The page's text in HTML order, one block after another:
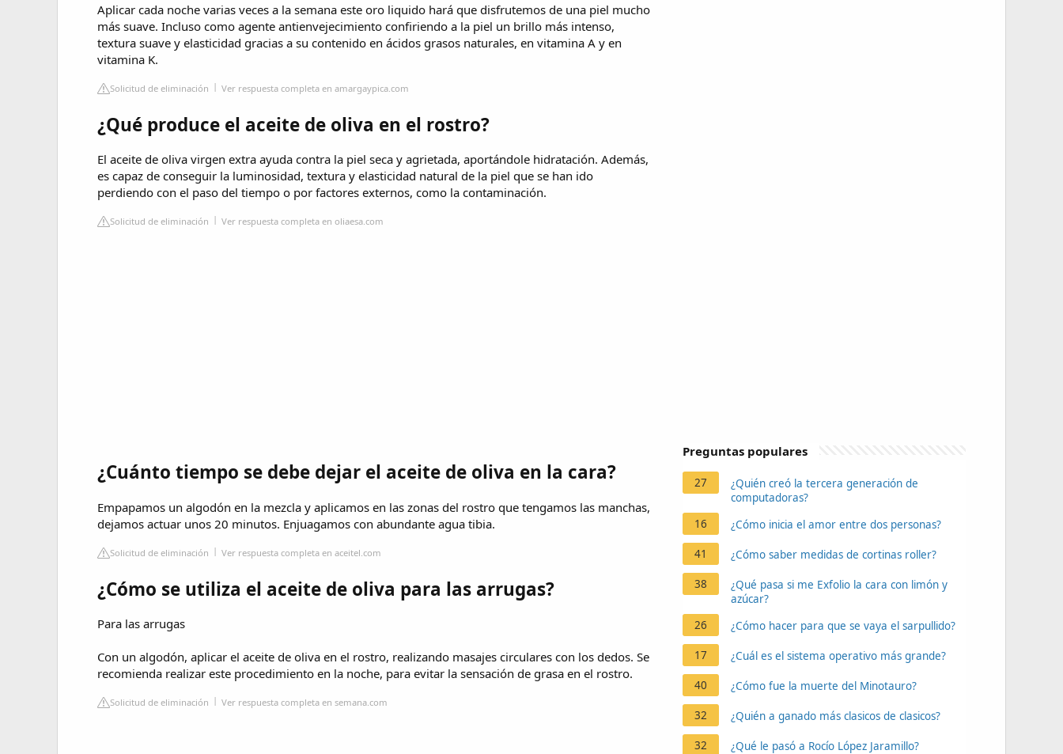
Aplicar cada noche varias veces a la semana este oro liquido hará que disfrutemos de una piel mucho
más suave. Incluso como agente antienvejecimiento confiriendo a la piel un brillo más intenso,
textura suave y elasticidad gracias a su contenido en ácidos grasos naturales, en vitamina A y en
vitamina K.
Solicitud de eliminación Ver respuesta completa en amargaypica.com
¿Qué produce el aceite de oliva en el rostro?
El aceite de oliva virgen extra ayuda contra la piel seca y agrietada, aportándole hidratación. Además,
es capaz de conseguir la luminosidad, textura y elasticidad natural de la piel que se han ido
perdiendo con el paso del tiempo o por factores externos, como la contaminación.
Solicitud de eliminación Ver respuesta completa en oliaesa.com
¿Cuánto tiempo se debe dejar el aceite de oliva en la cara?
Empapamos un algodón en la mezcla y aplicamos en las zonas del rostro que tengamos las manchas,
dejamos actuar unos 20 minutos. Enjuagamos con abundante agua tibia.
Solicitud de eliminación Ver respuesta completa en aceitel.com
¿Cómo se utiliza el aceite de oliva para las arrugas?
Para las arrugas
Con un algodón, aplicar el aceite de oliva en el rostro, realizando masajes circulares con los dedos. Se
recomienda realizar este procedimiento en la noche, para evitar la sensación de grasa en el rostro.
Solicitud de eliminación Ver respuesta completa en semana.com
Preguntas populares
27
¿Quién creó la tercera generación de
computadoras?
16
¿Cómo inicia el amor entre dos personas?
41 ¿Cómo saber medidas de cortinas roller?
38
¿Qué pasa si me Exfolio la cara con limón y
azúcar?
26
¿Cómo hacer para que se vaya el sarpullido?
17 ¿Cuál es el sistema operativo más grande?
40 ¿Cómo fue la muerte del Minotauro?
32 ¿Quién a ganado más clasicos de clasicos?
32 ¿Qué le pasó a Rocío López Jaramillo?